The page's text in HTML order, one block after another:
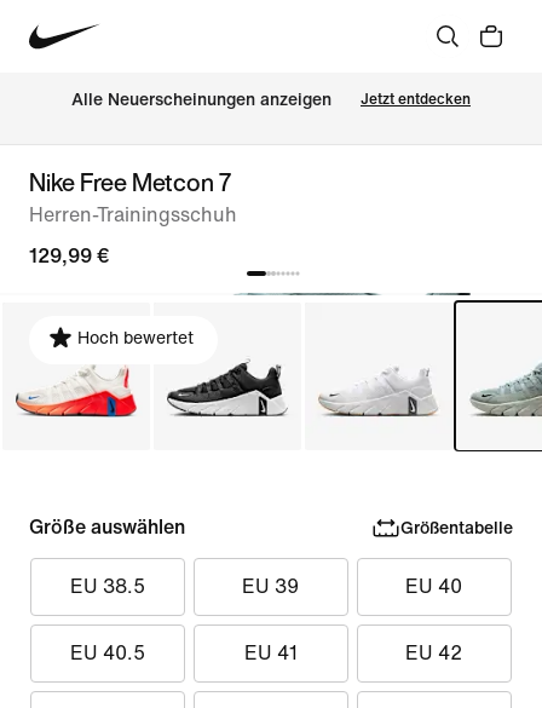
Alle Neuerscheinungen anzeigen Jetzt entdecken
Nike Free Metcon 7
Herren-Trainingsschuh
129,99 €
Hoch bewertet
Größe auswählen Größentabelle
EU 38.5 EU 39 EU 40
EU 40.5 EU 41 EU 42